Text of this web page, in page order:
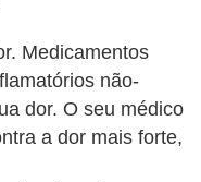
Medicamentos
não-
dor. O seu médico
a dor mais forte,